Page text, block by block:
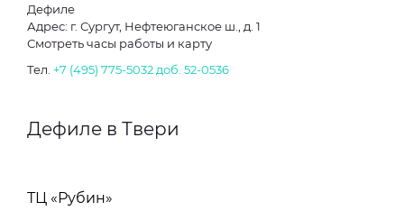
Дефиле
Адрес: г. Сургут, Нефтеюганское ш., д. 1
Смотреть часы работы и карту
Тел. +7 (495) 775-5032 доб. 52-0536
Дефиле в Твери
ТЦ «Рубин»